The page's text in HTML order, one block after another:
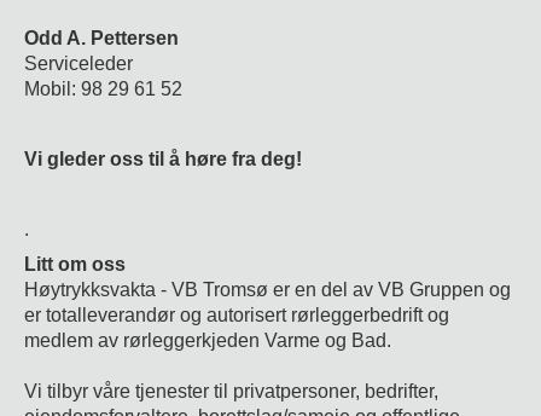
Odd A. Pettersen
Serviceleder
Mobil: 98 29 61 52
Vi gleder oss til å høre fra deg!
.
Litt om oss
Høytrykksvakta - VB Tromsø er en del av VB Gruppen og
er totalleverandør og autorisert rørleggerbedrift og
medlem av rørleggerkjeden Varme og Bad.
Vi tilbyr våre tjenester til privatpersoner, bedrifter,